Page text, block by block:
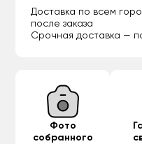
Доставка по всем
после заказа
Срочная доставка —
Фото
собранного